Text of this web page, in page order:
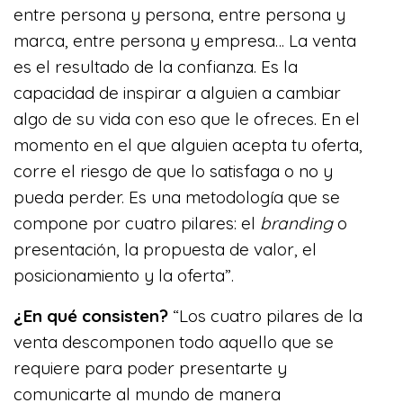
entre persona y persona, entre persona y
marca, entre persona y empresa… La venta
es el resultado de la confianza. Es la
capacidad de inspirar a alguien a cambiar
algo de su vida con eso que le ofreces. En el
momento en el que alguien acepta tu oferta,
corre el riesgo de que lo satisfaga o no y
pueda perder. Es una metodología que se
compone por cuatro pilares: el brandingo
presentación, la propuesta de valor, el
posicionamiento y la oferta”.
¿En qué consisten? “Los cuatro pilares de la
venta descomponen todo aquello que se
requiere para poder presentarte y
comunicarte al mundo de manera